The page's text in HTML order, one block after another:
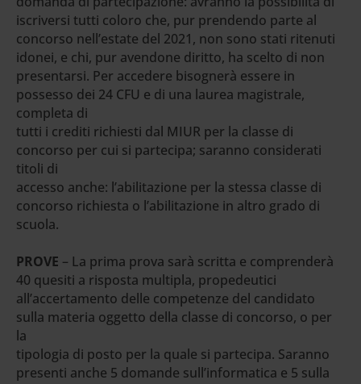
iscriversi tutti coloro che, pur prendendo parte al
concorso nell’estate del 2021, non sono stati ritenuti
idonei, e chi, pur avendone diritto, ha scelto di non
presentarsi. Per accedere bisognerà essere in
possesso dei 24 CFU e di una laurea magistrale,
completa di
tutti i crediti richiesti dal MIUR per la classe di
concorso per cui si partecipa; saranno considerati
titoli di
accesso anche: l’abilitazione per la stessa classe di
concorso richiesta o l’abilitazione in altro grado di
scuola.
PROVE – La prima prova sarà scritta e comprenderà
40 quesiti a risposta multipla, propedeutici
all’accertamento delle competenze del candidato
sulla materia oggetto della classe di concorso, o per
la
tipologia di posto per la quale si partecipa. Saranno
presenti anche 5 domande sull’informatica e 5 sulla